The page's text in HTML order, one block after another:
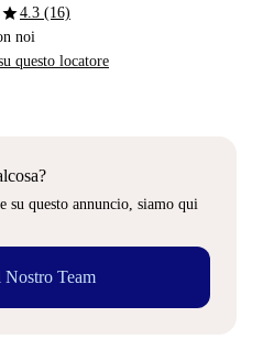
star4.3 (16)
noi
questo locatore
su questo annuncio, siamo qui
Nostro Team